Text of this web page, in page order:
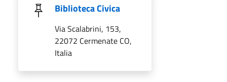
Biblioteca Civica
Via Scalabrini, 153,
22072 Cermenate CO,
Italia